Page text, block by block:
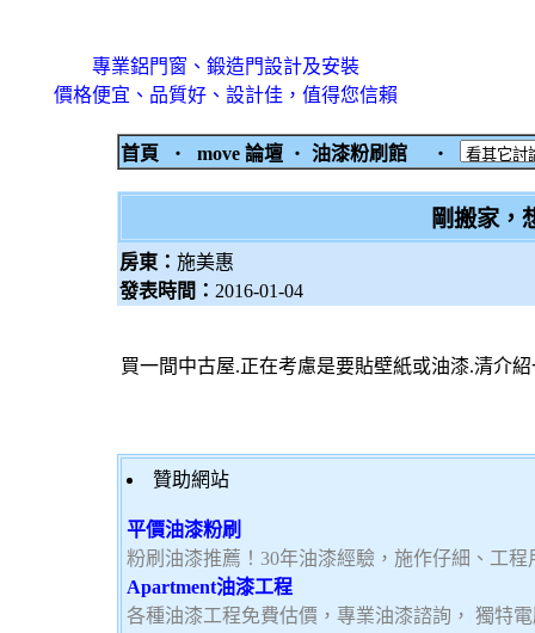
專業鋁門窗、鍛造門設計及安裝
價格便宜、品質好、設計佳，值得您信賴
首頁 ‧ move 論壇 ‧ 油漆粉刷館 ‧
剛搬家，
房東： 施美惠
發表時間： 2016-01-04
買一間中古屋.正在考慮是要貼壁紙或油漆.清介
贊助網站
平價油漆粉刷
粉刷油漆推薦！30年油漆經驗，施作仔細、工
Apartment油漆工程
各種油漆工程免費估價，專業油漆諮詢， 獨特